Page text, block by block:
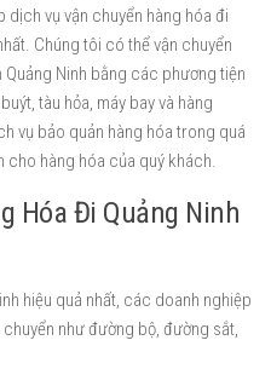
vụ vận chuyển hàng hóa đi
Chúng tôi có thể vận chuyển
Ninh bằng các phương tiện
tàu hỏa, máy bay và hàng
vụ bảo quản hàng hóa trong quá
cho hàng hóa của quý khách.
Hóa Đi Quảng Ninh
hiệu quả nhất, các doanh nghiệp
như đường bộ, đường sắt,